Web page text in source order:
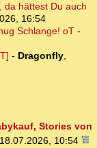
da hättest Du auch
16:54
Schlange! oT-
- Dragonfly,
Stories von
18.07.2026, 10:54